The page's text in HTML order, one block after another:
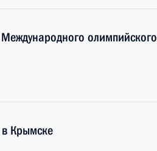
олимпийского
Крымске